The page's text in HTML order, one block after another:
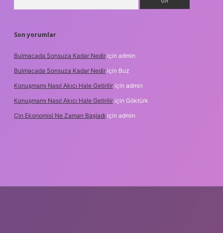
Son yorumlar
Bulmacada Sonsuza Kadar Nedir için admin
Bulmacada Sonsuza Kadar Nedir için Buz
Konuşmamı Nasıl Akıcı Hale Getirilir için admin
Konuşmamı Nasıl Akıcı Hale Getirilir için Göktürk
Çin Ekonomisi Ne Zaman Başladı için admin